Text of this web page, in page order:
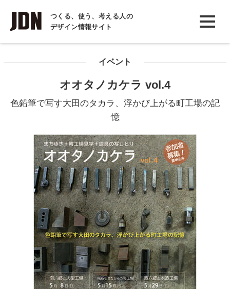
つくる、使う、考える人の
デザイン情報サイト
INTERVIEW
インタビュー
COLUMN
イベント
オオタノカケラ vol.4
色鉛筆で写す大田のタカラ、浮かび上がる町工場の記
憶